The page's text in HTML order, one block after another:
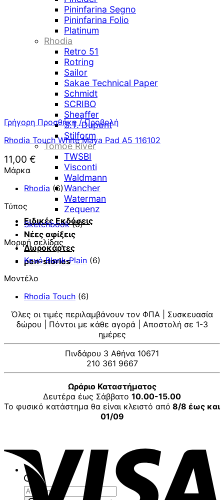
Pininfarina Segno
Pininfarina Folio
Platinum
Rhodia
Retro 51
Rotring
Sailor
Sakae Technical Paper
Schmidt
SCRIBO
Sheaffer
S.T. Dupont
Stilform
Tomoe River
TWSBI
Visconti
Waldmann
Wancher
Waterman
Zequenz
Ειδικές Εκδόσεις
Νέες αφίξεις
Δωροκάρτες
pen-stories
Αναζήτηση
Γρήγορη Προσθήκη / Προβολή
Rhodia Touch White Maya Pad A5 116102
11,00 €
Μάρκα
Rhodia (6)
Τύπος
Sketchbook (6)
Μορφή σελίδας
Κενό Blank-Plain (6)
Μοντέλο
Rhodia Touch (6)
Όλες οι τιμές περιλαμβάνουν τον ΦΠΑ | Συσκευασία
δώρου | Πόντοι με κάθε αγορά | Αποστολή σε 1-3
ημέρες
Πινδάρου 3 Αθήνα 10671
210 361 9667
Ωράριο Καταστήματος
Δευτέρα έως Σάββατο 10.00-15.00
Το φυσικό κατάστημα θα είναι κλειστό από 8/8 έως και
01/09